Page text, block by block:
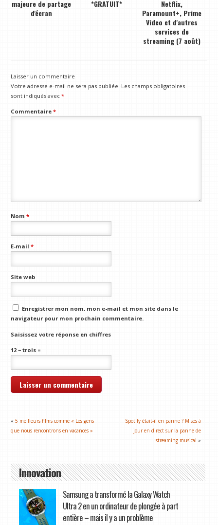
majeure de partage
d'écran
*GRATUIT*
Netflix,
Paramount+, Prime
Video et d'autres
services de
streaming (7 août)
Laisser un commentaire
Votre adresse e-mail ne sera pas publiée. Les champs obligatoires
sont indiqués avec*
Commentaire*
Nom*
E-mail*
Site web
Enregistrer mon nom, mon e-mail et mon site dans le
navigateur pour mon prochain commentaire.
Saisissez votre réponse en chiffres
12 − trois =
«5 meilleurs films comme « Les gens
que nous rencontrons en vacances »
Spotify était-il en panne ? Mises à
jour en direct sur la panne de
streaming musical »
Innovation
Samsung a transformé la Galaxy Watch
Ultra 2 en un ordinateur de plongée à part
entière – mais il y a un problème